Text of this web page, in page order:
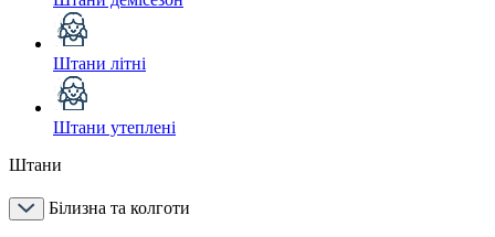
Штани літні
Штани утеплені
Штани
Білизна та колготи